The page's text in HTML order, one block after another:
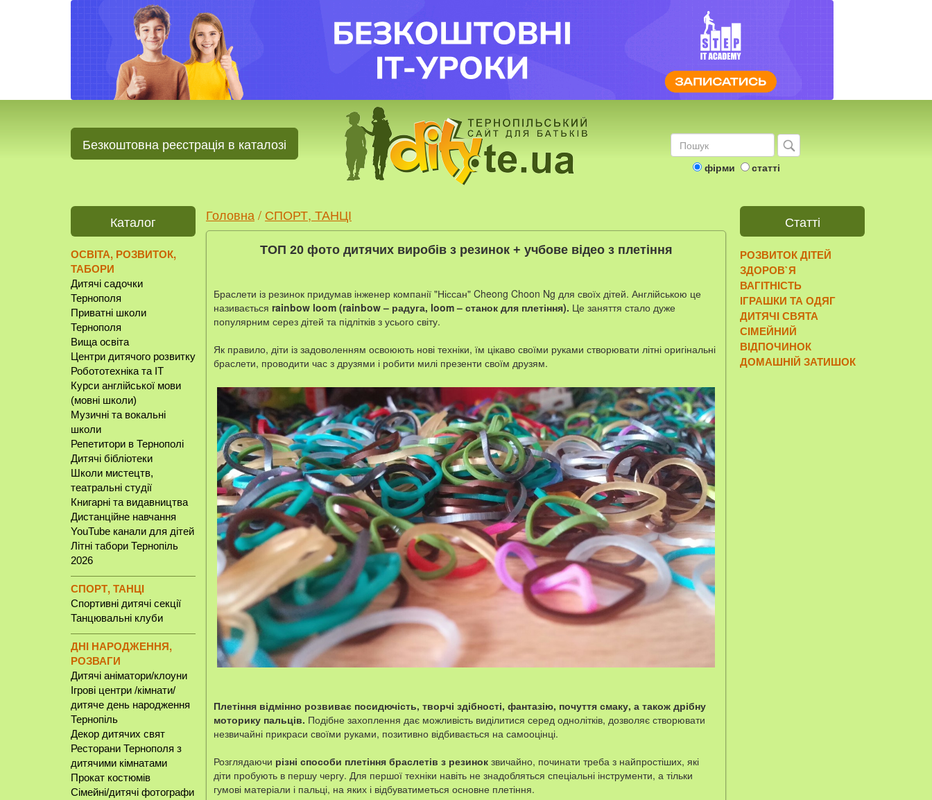
Безкоштовна реєстрація в каталозі
фірми статті
Каталог
ОСВІТА, РОЗВИТОК,
ТАБОРИ
Дитячі садочки
Тернополя
Приватні школи
Тернополя
Вища освіта
Центри дитячого розвитку
Робототехніка та IT
Курси англійської мови
(мовні школи)
Музичні та вокальні
школи
Репетитори в Тернополі
Дитячі бібліотеки
Школи мистецтв,
театральні студії
Книгарні та видавництва
Дистанційне навчання
YouTube канали для дітей
Літні табори Тернопіль
2026
СПОРТ, ТАНЦІ
Спортивні дитячі секції
Танцювальні клуби
ДНІ НАРОДЖЕННЯ,
РОЗВАГИ
Дитячі аніматори/клоуни
Ігрові центри /кімнати/
дитяче день народження
Тернопіль
Декор дитячих свят
Ресторани Тернополя з
дитячими кімнатами
Прокат костюмів
Сімейні/дитячі фотографи
Головна / СПОРТ, ТАНЦІ
ТОП 20 фото дитячих виробів з резинок + учбове відео з плетіння
Браслети із резинок придумав інженер компанії "Ніссан" Cheong Choon Ng для своїх дітей. Англійською це
називається rainbow loom (rainbow – радуга, loom – станок для плетіння). Це заняття стало дуже
популярним серез дітей та підлітків з усього світу.
Як правило, діти із задоволенням освоюють нові техніки, їм цікаво своїми руками створювати літні оригінальні
браслети, проводити час з друзями і робити милі презенти своїм друзям.
Плетіння відмінно розвиває посидючість, творчі здібності, фантазію, почуття смаку, а також дрібну
моторику пальців. Подібне захоплення дає можливість виділитися серед однолітків, дозволяє створювати
незвичайні прикраси своїми руками, позитивно відбивається на самооцінці.
Розглядаючи різні способи плетіння браслетів з резинок звичайно, починати треба з найпростіших, які
діти пробують в першу чергу. Для першої техніки навіть не знадобляться спеціальні інструменти, а тільки
гумові матеріали і пальці, на яких і відбуватиметься основне плетіння.
Статті
РОЗВИТОК ДІТЕЙ
ЗДОРОВ`Я
ВАГІТНІСТЬ
ІГРАШКИ ТА ОДЯГ
ДИТЯЧІ СВЯТА
СІМЕЙНИЙ
ВІДПОЧИНОК
ДОМАШНІЙ ЗАТИШОК